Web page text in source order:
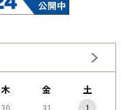
木 金 土
30 31
1